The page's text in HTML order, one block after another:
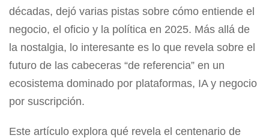
décadas, dejó varias pistas sobre cómo entiende el
negocio, el oficio y la política en 2025. Más allá de
la nostalgia, lo interesante es lo que revela sobre el
futuro de las cabeceras “de referencia” en un
ecosistema dominado por plataformas, IA y negocio
por suscripción.
Este artículo explora qué revela el centenario de